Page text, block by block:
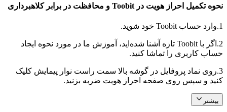
نحوه تکمیل احراز هویت در Toobit و محافظت در برابر کلاهبرداری
1. وارد حساب Toobit خود شوید.
2.
اگر با Toobit تازه آشنا شده‌اید، آموزش ما در مورد نحوه ایجاد
حساب کاربری را تماشا کنید.
3. روی نماد پروفایل در گوشه بالا سمت راست نوار پیمایش کلیک
کنید و سپس روی صفحه احراز هویت ضربه بزنید.
بیشتر